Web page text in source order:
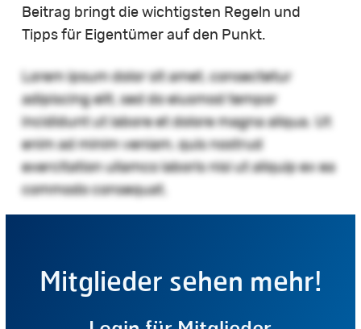
Beitrag bringt die wichtigsten Regeln und
Tipps für Eigentümer auf den Punkt.
Lorem ipsum dolor sit amet, consectetur
adipiscing elit, sed do eiusmod tempor
incididunt ut labore et dolore magna aliqua. Ut
enim ad minim veniam, quis nostrud
exercitation ullamco laboris nisi ut aliquip ex ea
commodo consequat.
Mitglieder sehen mehr!